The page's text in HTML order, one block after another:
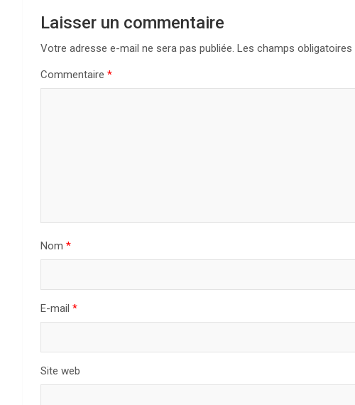
Laisser un commentaire
Votre adresse e-mail ne sera pas publiée. Les champs
Commentaire *
Nom *
E-mail *
Site web